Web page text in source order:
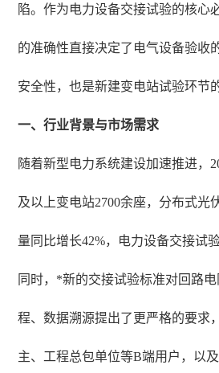
陷。作为电力设备交接试验的核心
的准确性直接决定了电气设备验收
安全性，也是新建变电站试验环节
一、行业背景与市场需求
随着新型电力系统建设加速推进，
及以上变电站2700余座，分布式光
量同比增长42%，电力设备交接试
同时，*新的交接试验标准对回路
程、数据溯源提出了更严格的要求
主、工程总包单位等B端用户，以